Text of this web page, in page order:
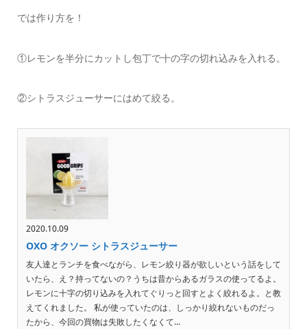
では作り方を！
①レモンを半分にカットし包丁で十の字の切れ込みを入れる。
②シトラスジューサーにはめて絞る。
2020.10.09
OXO オクソー シトラスジューサー
友人達とランチを食べながら、レモン絞り器が欲しいという話をして
いたら、え？持ってないの？うちは昔からあるガラスの使ってるよ。
レモンに十字の切り込みを入れてぐりっと回すとよく絞れるよ。と教
えてくれました。 私が使っていたのは、しっかり絞れないものだっ
たから、今回の買物は失敗したくなくて...